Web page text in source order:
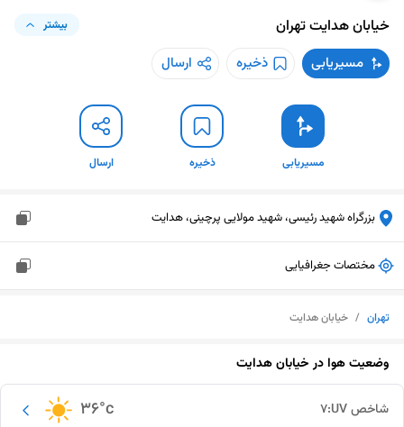
خیابان هدایتتهران بیشتر
مسیریابی ذخیره ارسال
مسیریابی ذخیره ارسال
بزرگراه شهید رئیسی، شهید مولایی پرچینی، هدایت
مختصات جغرافیایی
تهران / خیابان هدایت
وضعیت هوا درخیابان هدایت
36°c شاخص UV: 7